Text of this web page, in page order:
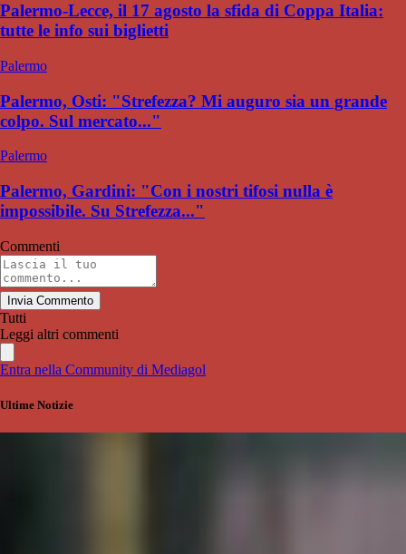
Palermo-Lecce, il 17 agosto la sfida di Coppa Italia:
tutte le info sui biglietti
Palermo
Palermo, Osti: "Strefezza? Mi auguro sia un grande
colpo. Sul mercato..."
Palermo
Palermo, Gardini: "Con i nostri tifosi nulla è
impossibile. Su Strefezza..."
Commenti
Invia Commento
Tutti
Leggi altri commenti
Entra nella Community di Mediagol
Ultime Notizie